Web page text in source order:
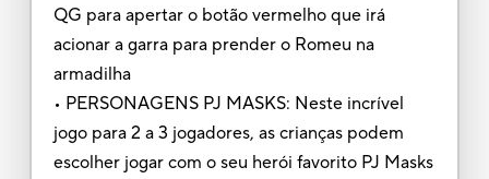
QG para apertar o botão vermelho que irá
acionar a garra para prender o Romeu na
armadilha
• PERSONAGENS PJ MASKS: Neste incrível
jogo para 2 a 3 jogadores, as crianças podem
escolher jogar com o seu herói favorito PJ Masks